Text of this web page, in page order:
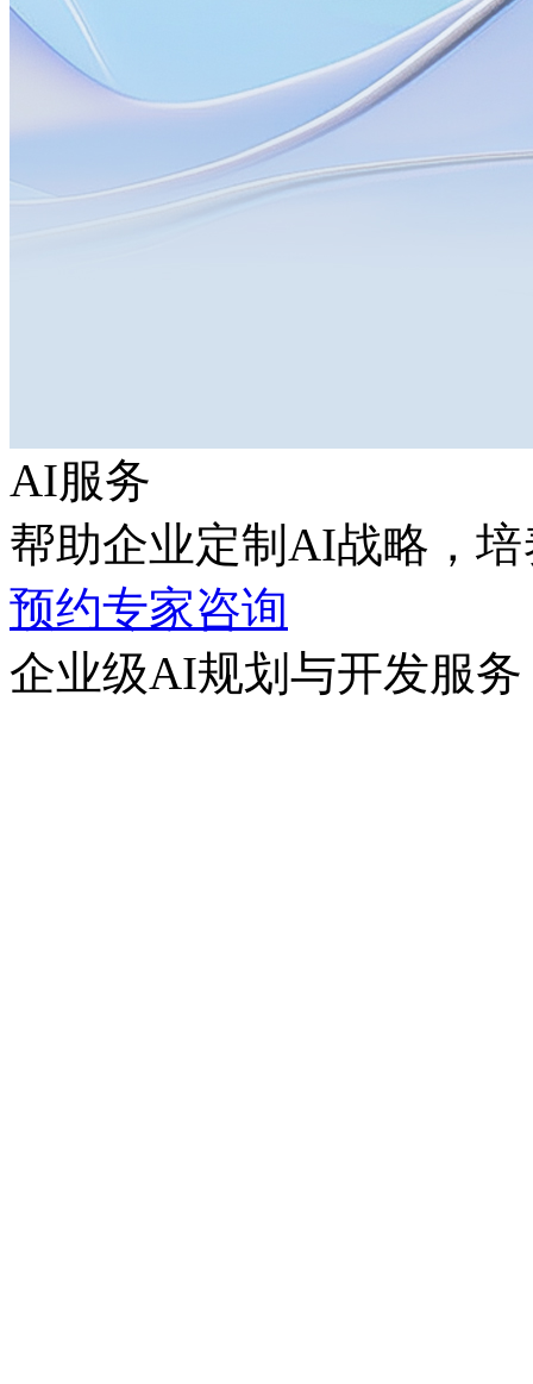
AI服务
帮助企业定制AI战略，
预约专家咨询
企业级AI规划与开发服务